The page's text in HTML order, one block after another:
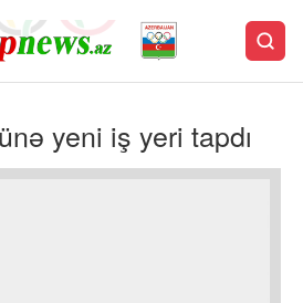
yeni iş yeri tapdı